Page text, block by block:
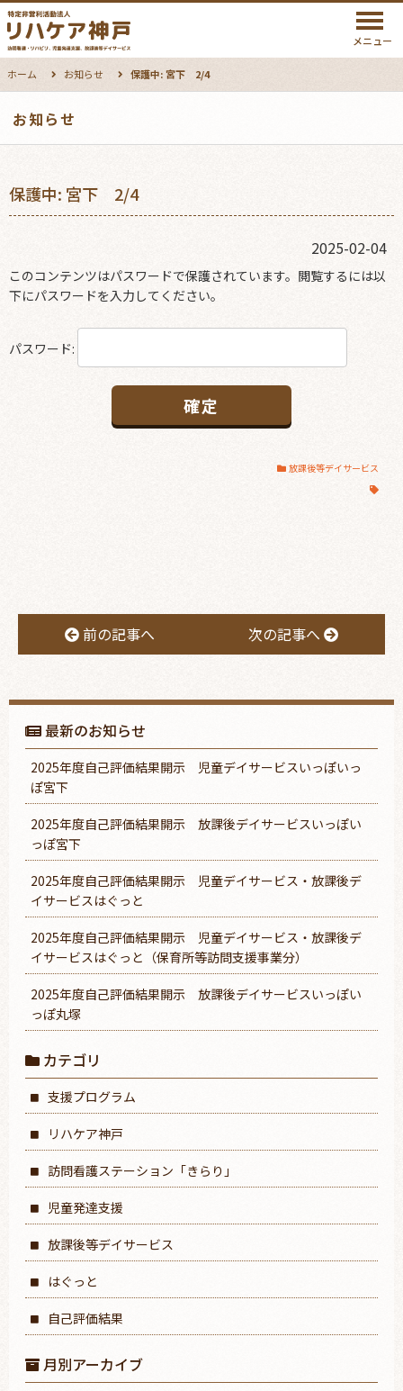
メニュー
ホーム お知らせ 保護中: 宮下 2/4
お知らせ
保護中: 宮下 2/4
2025-02-04
このコンテンツはパスワードで保護されています。閲覧するには以
下にパスワードを入力してください。
パスワード:
放課後等デイサービス
前の記事へ 次の記事へ
最新のお知らせ
2025年度自己評価結果開示 児童デイサービスいっぽいっ
ぽ宮下
2025年度自己評価結果開示 放課後デイサービスいっぽい
っぽ宮下
2025年度自己評価結果開示 児童デイサービス・放課後デ
イサービスはぐっと
2025年度自己評価結果開示 児童デイサービス・放課後デ
イサービスはぐっと（保育所等訪問支援事業分）
2025年度自己評価結果開示 放課後デイサービスいっぽい
っぽ丸塚
カテゴリ
支援プログラム
リハケア神戸
訪問看護ステーション「きらり」
児童発達支援
放課後等デイサービス
はぐっと
自己評価結果
月別アーカイブ